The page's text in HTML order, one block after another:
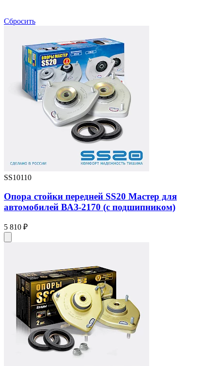
Сбросить
SS10110
Опора стойки передней SS20 Мастер для
автомобилей ВАЗ-2170 (с подшипником)
5 810 ₽